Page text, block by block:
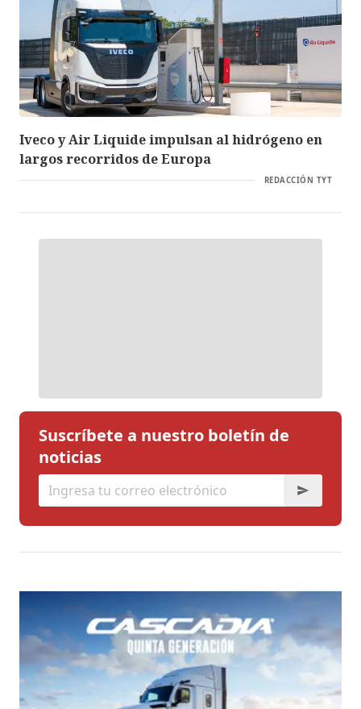
Iveco y Air Liquide impulsan al hidrógeno en
largos recorridos de Europa
REDACCIÓN TYT
Suscríbete a nuestro boletín de
noticias